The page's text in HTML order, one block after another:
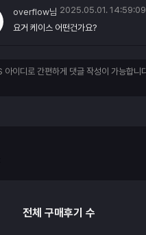
overflow님 2025.05.01. 14:59:09
요거 케이스 어떤건가요?
전체 구매후기 수